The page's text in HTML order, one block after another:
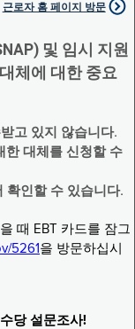
근로자 홈 페이지 방문
및 임시 지원
체에 대한 중요
고 있지 않습니다.
한 대체를 신청할 수
확인할 수 있습니다.
때 EBT 카드를 잠그
5261 을 방문하십시
당 설문조사!